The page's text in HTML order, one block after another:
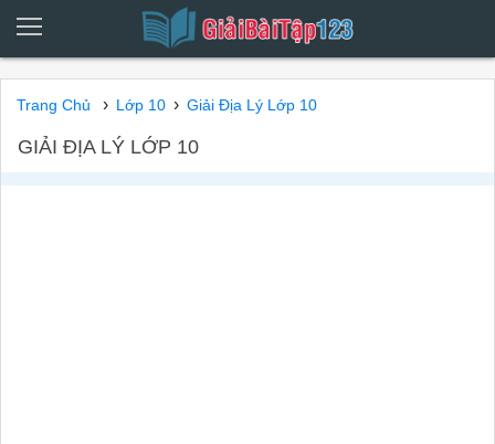
Trang Chủ › Lớp 10 › Giải Địa Lý Lớp 10
GIẢI ĐỊA LÝ LỚP 10